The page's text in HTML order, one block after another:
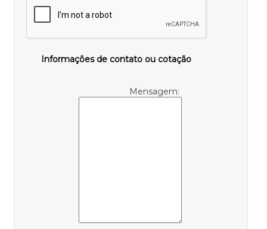
Informações de contato ou cotação
Mensagem: